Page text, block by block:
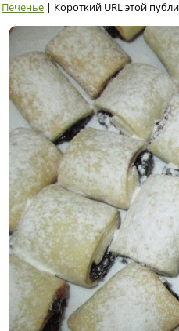
Печенье | Короткий URL этой